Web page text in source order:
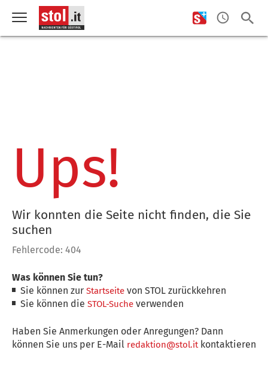
Ups!
Wir konnten die Seite nicht finden, die Sie
suchen
Fehlercode: 404
Was können Sie tun?
Sie können zurStartseite von STOL zurückkehren
Sie können dieSTOL-Suche verwenden
Haben Sie Anmerkungen oder Anregungen? Dann
können Sie uns per E-Mail redaktion@stol.itkontaktieren